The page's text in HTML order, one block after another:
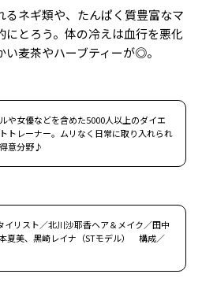
るネギ類や、たんぱく質豊富なマ
にとろう。体の冷えは血行を悪化
麦茶やハーブティーが◎。
や女優などを含めた5000人以上のダイエ
トレーナー。ムリなく日常に取り入れられ
意分野♪
リスト／北川沙耶香ヘア＆メイク／田中
美、黒崎レイナ（STモデル） 構成／